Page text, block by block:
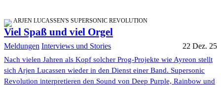
ARJEN LUCASSEN'S SUPERSONIC REVOLUTION
Viel Spaß und viel Orgel
Meldungen Interviews und Stories 22 Dez. 25
Nach vielen Jahren als Kopf solcher Prog-Projekte wie Ayreon stellt
sich Arjen Lucassen wieder in den Dienst einer Band. Supersonic
Revolution interpretieren den Sound von Deep Purple, Rainbow und